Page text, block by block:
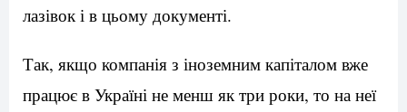
лазівок і в цьому документі.
Так, якщо компанія з іноземним капіталом вже
працює в Україні не менш як три роки, то на неї